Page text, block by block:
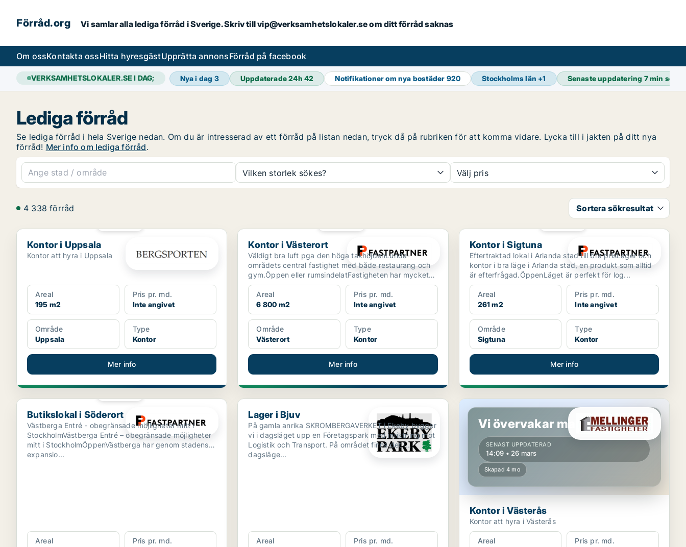
Förråd.org Vi samlar alla lediga förråd i Sverige. Skriv till vip@verksamhetslokaler.se om ditt förråd saknas
Om ossKontakta ossHitta hyresgästUpprätta annonsFörråd på facebook
VERKSAMHETSLOKALER.SE I DAG; Nya i dag 3 Uppdaterade 24h42 Notifikationer om nya bostäder 920 Stockholms län +1 Senaste uppdatering 7 min
Lediga förråd
Se lediga förråd i hela Sverige nedan. Om du är intresserad av ett förråd på listan nedan, tryck då på rubriken för att komma vidare. Lycka till i jakten på ditt nya
förråd! Mer info om lediga förråd.
Vilken storlek sökes? Välj pris
4 338 förråd Sortera sökresultat
Kontor i Uppsala
Kontor i Uppsala
Kontor att hyra i Uppsala
Areal
195 m2
Pris pr. md.
Inte angivet
Område
Uppsala
Type
Kontor
Mer info
Kontor i Västerort
Kontor i Västerort
Väldigt bra luft pga den höga takhöjdenLunda-
områdets central fastighet med både restaurang och
gym.Öppen eller rumsindelatFastigheten har mycket
goda kommun...
Areal
6 800 m2
Pris pr. md.
Inte angivet
Område
Västerort
Type
Kontor
Mer info
Kontor i Sigtuna
Kontor i Sigtuna
Eftertraktad lokal i Arlanda stad till bra prisLager och
kontor i bra läge i Arlanda stad, en produkt som alltid
är efterfrågad.ÖppenLäget är perfekt för log...
Areal
261 m2
Pris pr. md.
Inte angivet
Område
Sigtuna
Type
Kontor
Mer info
Butikslokal i Söderort
Butikslokal i Söderort
Västberga Entré - obegränsade möjligheter mitt i
StockholmVästberga Entré – obegränsade möjligheter
mitt i StockholmÖppenVästberga har genom stadens
expansio...
Areal
Pris pr. md.
Lager i Bjuv
Lager i Bjuv
På gamla anrika SKROMBERGAVERKET i Ekeby bygger
vi i dagsläget upp en Företagspark med inriktning mot
Logistik och Transport. På området finns det i
dagsläge...
Areal
Pris pr. md.
Kontor i Västerås
Vi övervakar marknaden!
SENAST UPPDATERAD
14:09 • 26 mars
Skapad 4 mo
Kontor i Västerås
Kontor att hyra i Västerås
Areal
Pris pr. md.